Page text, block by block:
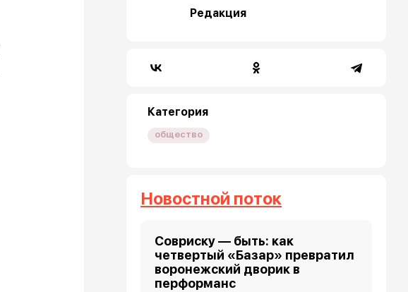
Редакция
Категория
общество
Новостной поток
Совриску — быть: как
четвертый «Базар» превратил
воронежский дворик в
перформанс